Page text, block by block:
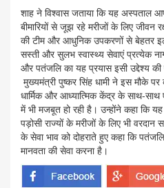
शाह ने विश्वास जताया कि यह अस्पताल
बीमारियों से जूझ रहे मरीजों के लिए जीवन
की टीम और आधुनिक उपकरणों से बेहतर
सस्ती और सुलभ स्वास्थ्य सेवाएं प्रत्येक
और पतंजलि का यह प्रयास इसी उद्देश्य की
मुख्यमंत्री पुष्कर सिंह धामी ने इस मौके पर
धार्मिक और आध्यात्मिक केंद्र के साथ-
में भी मजबूत हो रही है। उन्होंने कहा कि
पड़ोसी राज्यों के मरीजों के लिए भी वरदान
के सेवा भाव को दोहराते हुए कहा कि
मानवता की सेवा करना है।